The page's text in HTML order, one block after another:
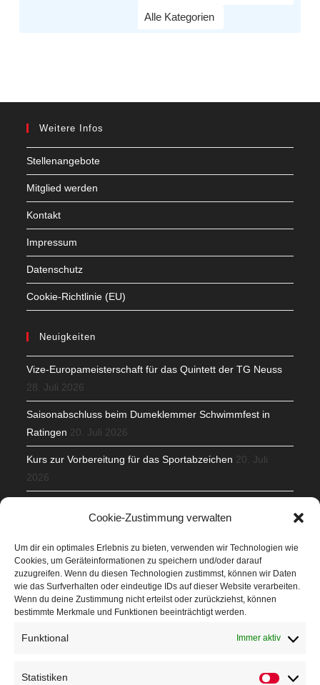
Cookie-Zustimmung verwalten
Um dir ein optimales Erlebnis zu bieten, verwenden wir Technologien wie
Cookies, um Geräteinformationen zu speichern und/oder darauf
zuzugreifen. Wenn du diesen Technologien zustimmst, können wir Daten
wie das Surfverhalten oder eindeutige IDs auf dieser Website verarbeiten.
Wenn du deine Zustimmung nicht erteilst oder zurückziehst, können
bestimmte Merkmale und Funktionen beeinträchtigt werden.
Funktional Immer aktiv
Statistiken
Alle Kategorien
Weitere Infos
Stellenangebote
Mitglied werden
Kontakt
Impressum
Datenschutz
Cookie-Richtlinie (EU)
Neuigkeiten
Vize-Europameisterschaft für das Quintett der TG Neuss
28. Juli 2026
Saisonabschluss beim Dumeklemmer Schwimmfest in
Ratingen 20. Juli 2026
Kurs zur Vorbereitung für das Sportabzeichen 20. Juli
2026
Veranstaltungen
Höffner Run